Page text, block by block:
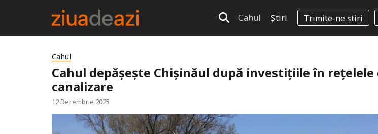
Cahul Știri Trimite-ne știri
Cahul
Cahul depășește Chișinăul după investițiile în reţelele
canalizare
12 Decembrie 2025